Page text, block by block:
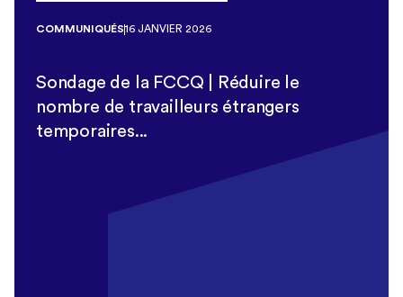
COMMUNIQUÉS16 JANVIER 2026
Sondage de la FCCQ | Réduire le
nombre de travailleurs étrangers
temporaires...